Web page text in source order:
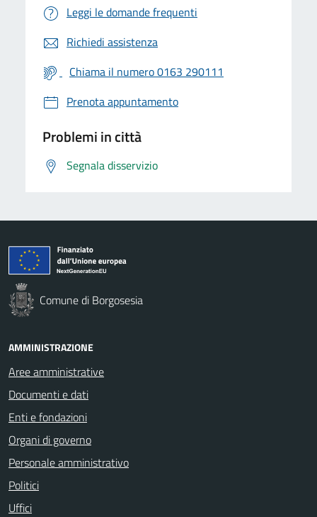
Leggi le domande frequenti
Richiedi assistenza
Chiama il numero 0163 290111
Prenota appuntamento
Problemi in città
Segnala disservizio
Comune di Borgosesia
AMMINISTRAZIONE
Aree amministrative
Documenti e dati
Enti e fondazioni
Organi di governo
Personale amministrativo
Politici
Uffici